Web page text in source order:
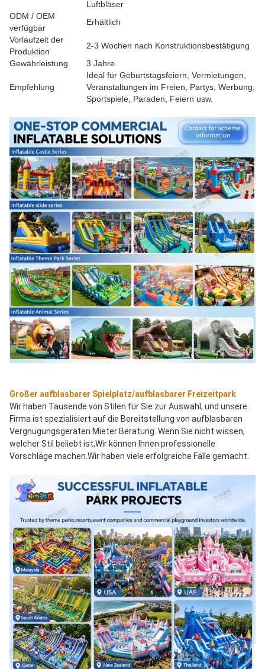
Luftbläser
ODM / OEM
verfügbar
Erhältlich
Vorlaufzeit der
Produktion
2-3 Wochen nach Konstruktionsbestätigung
Gewährleistung
3 Jahre
Empfehlung
Ideal für Geburtstagsfeiern, Vermietungen,
Veranstaltungen im Freien, Partys, Werbung,
Sportspiele, Paraden, Feiern usw.
Großer aufblasbarer Spielplatz/aufblasbarer Freizeitpark
Wir haben Tausende von Stilen für Sie zur Auswahl, und unsere
Firma ist spezialisiert auf die Bereitstellung von aufblasbaren
Vergnügungsgeräten Mieter Beratung. Wenn Sie nicht wissen,
welcher Stil beliebt ist,Wir können Ihnen professionelle
Vorschläge machen.Wir haben viele erfolgreiche Fälle gemacht.